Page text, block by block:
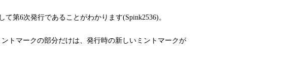
第6次発行であることがわかります(Spink2536)。
トマークの部分だけは、発行時の新しいミントマークが